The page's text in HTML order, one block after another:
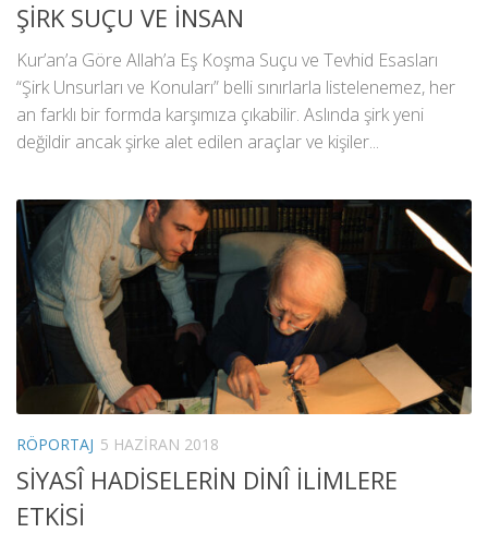
ŞİRK SUÇU VE İNSAN
Kur’an’a Göre Allah’a Eş Koşma Suçu ve Tevhid Esasları
“Şirk Unsurları ve Konuları” belli sınırlarla listelenemez, her
an farklı bir formda karşımıza çıkabilir. Aslında şirk yeni
değildir ancak şirke alet edilen araçlar ve kişiler...
RÖPORTAJ 5 HAZIRAN 2018
SİYASÎ HADİSELERİN DİNÎ İLİMLERE
ETKİSİ